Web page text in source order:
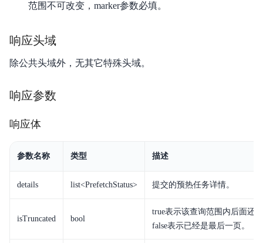
范围不可改变，marker参数必填。
响应头域
除公共头域外，无其它特殊头域。
响应参数
响应体
参数名称 类型 描述
details list<PrefetchStatus> 提交的预热任务详情。
isTruncated bool
true表示该查询范围内后面还
false表示已经是最后一页。